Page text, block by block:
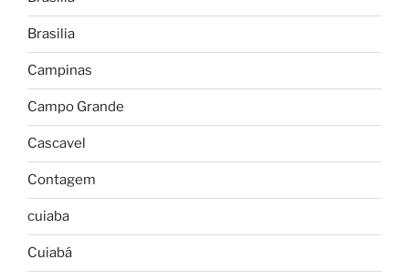
Brasilia
Campinas
Campo Grande
Cascavel
Contagem
cuiaba
Cuiabá